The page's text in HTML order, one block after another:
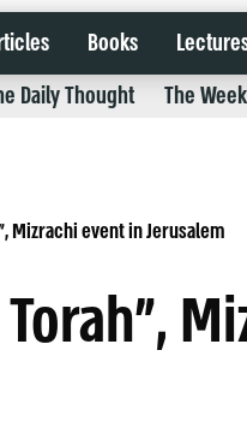
Books
Daily Thought
The
Mizrachi event in Jerusalem